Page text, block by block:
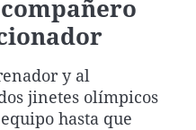
La rosa de los vientos
Gente viajera
Como el perro y el
Caso
Retornados
Equipo de
Operación Viuda
Extremadura
Galicia
La Rioja
Navarra
Virales
Televisión
Elecciones
y al
jinetes olímpicos
hasta que